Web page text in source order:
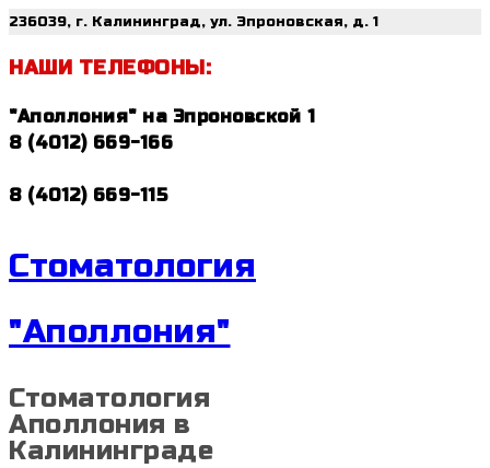
236039, г. Калининград, ул. Эпроновская, д. 1
НАШИ ТЕЛЕФОНЫ:
"Аполлония" на Эпроновской 1
8 (4012) 669-166
8 (4012) 669-115
Стоматология
"Аполлония"
Стоматология
Аполлония в
Калининграде